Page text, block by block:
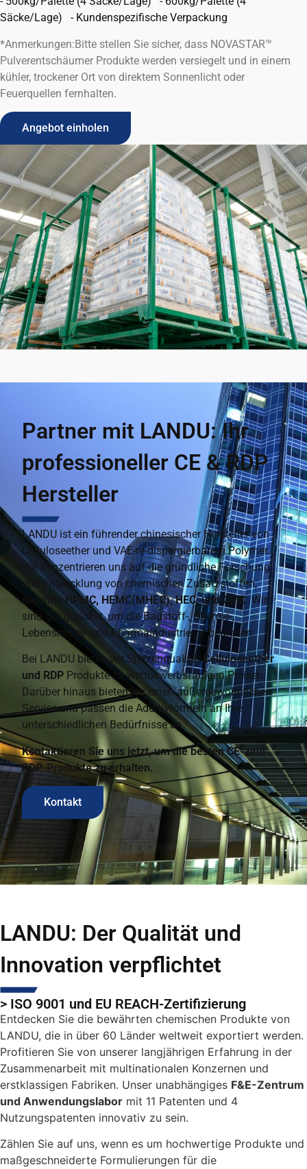
Säcke/Lage) - Kundenspezifische Verpackung
*Anmerkungen:Bitte stellen Sie sicher, dass NOVASTAR™
Pulverentschäumer Produkte werden versiegelt und in einem
kühler, trockener Ort von direktem Sonnenlicht oder
Feuerquellen fernhalten.
Angebot einholen
Partner mit LANDU: Ihr
professioneller CE & RDP
Hersteller
LANDU ist ein führender chinesischer Hersteller von
Celluloseether und VAE-re-dispergierbarem Polymer.
Wir konzentrieren uns auf die gründliche Forschung
und Entwicklung von chemischen Zusatzstoffen,
darunterHPMC, HEMC(MHEC), HEC, und CMC. Wir
sind gut gerüstet, um die Baustoff-, Chemie-,
Lebensmittel- und Pharmaindustrie zu bedienen.
Bei LANDU bieten wir SpitzenqualitätCelluloseether
und RDP Produkte zu wettbewerbsfähigen Preisen.
Darüber hinaus bieten wir einen außergewöhnlichen
Service und passen die Additivformeln an Ihre
unterschiedlichen Bedürfnisse an.
Kontaktieren Sie uns jetzt, um die besten CE- und
RDP-Produkte zu erhalten.
Kontakt
LANDU: Der Qualität und
Innovation verpflichtet
> ISO 9001 und EU REACH-Zertifizierung
Entdecken Sie die bewährten chemischen Produkte von
LANDU, die in über 60 Länder weltweit exportiert werden.
Profitieren Sie von unserer langjährigen Erfahrung in der
Zusammenarbeit mit multinationalen Konzernen und
erstklassigen Fabriken. Unser unabhängiges F&E-Zentrum
und Anwendungslabor mit 11 Patenten und 4
Nutzungspatenten innovativ zu sein.
Zählen Sie auf uns, wenn es um hochwertige Produkte und
maßgeschneiderte Formulierungen für die